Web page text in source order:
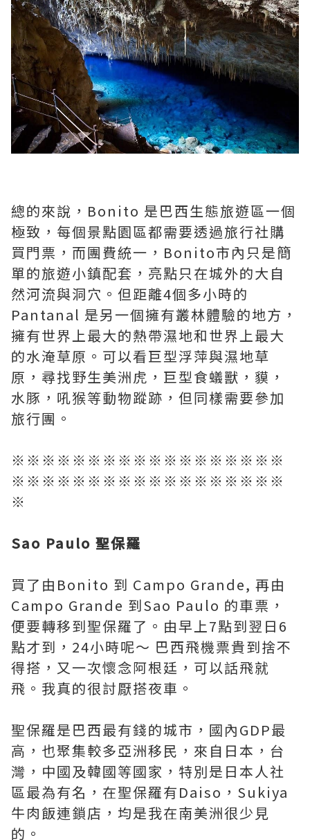
總的來說，Bonito 是巴西生態旅遊區一個
極致，每個景點園區都需要透過旅行社購
買門票，而團費統一，Bonito市內只是簡
單的旅遊小鎮配套，亮點只在城外的大自
然河流與洞穴。但距離4個多小時的
Pantanal 是另一個擁有叢林體驗的地方，
擁有世界上最大的熱帶濕地和世界上最大
的水淹草原。可以看巨型浮萍與濕地草
原，尋找野生美洲虎，巨型食蟻獸，貘，
水豚，吼猴等動物蹤跡，但同樣需要參加
旅行團。
※※※※※※※※※※※※※※※※※※
※※※※※※※※※※※※※※※※※※
※
Sao Paulo 聖保羅
買了由Bonito 到 Campo Grande, 再由
Campo Grande 到Sao Paulo 的車票，
便要轉移到聖保羅了。由早上7點到翌日6
點才到，24小時呢～ 巴西飛機票貴到捨不
得搭，又一次懷念阿根廷，可以話飛就
飛。我真的很討厭搭夜車。
聖保羅是巴西最有錢的城市，國內GDP最
高，也聚集較多亞洲移民，來自日本，台
灣，中國及韓國等國家，特別是日本人社
區最為有名，在聖保羅有Daiso，Sukiya
牛肉飯連鎖店，均是我在南美洲很少見
的。